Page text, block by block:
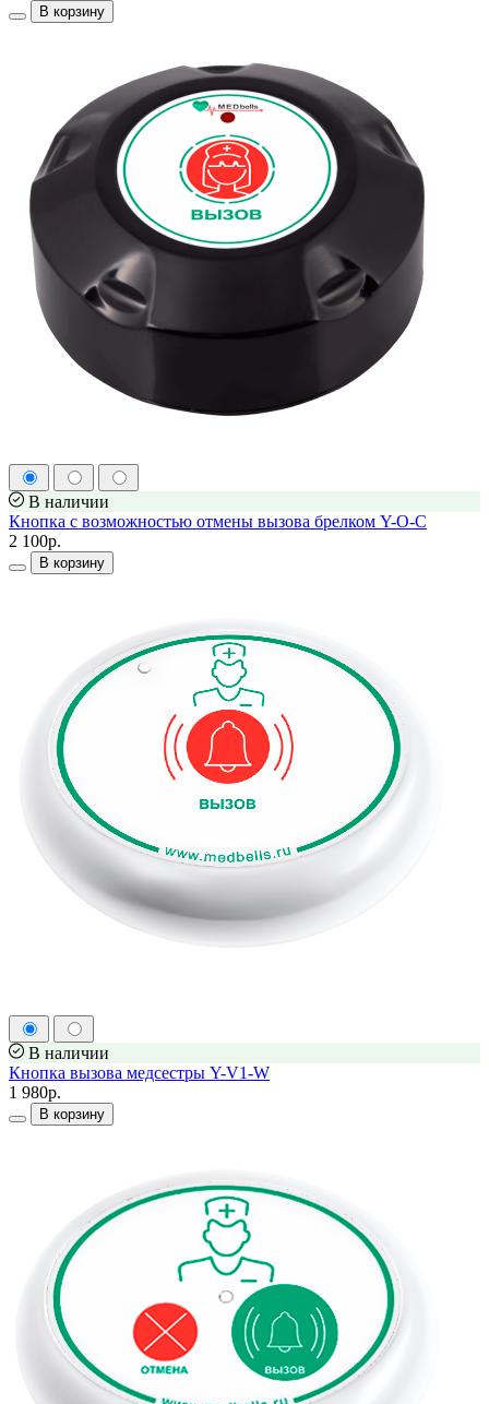
В корзину
В наличии
Кнопка с возможностью отмены вызова брелком Y-O-C
2 100р.
В корзину
В наличии
Кнопка вызова медсестры Y-V1-W
1 980р.
В корзину